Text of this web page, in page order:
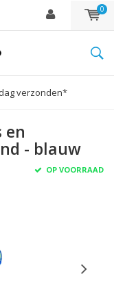
0
verzonden*
en
- blauw
OP VOORRAAD